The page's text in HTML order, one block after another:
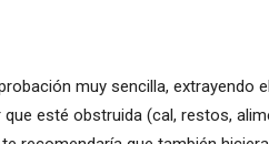
muy sencilla, extrayendo
que esté obstruida (cal, restos,